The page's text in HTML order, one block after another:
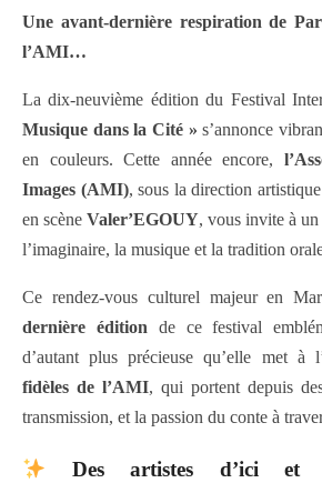
Une avant-dernière respiration de
l’AMI…
La dix-neuvième édition du Festival
Musique dans la Cité » s’annonce
en couleurs. Cette année encore,
Images (AMI), sous la direction
en scène Valer’EGOUY, vous invite à
l’imaginaire, la musique et la tradition
Ce rendez-vous culturel majeur en
dernière édition de ce festival
d’autant plus précieuse qu’elle met à
fidèles de l’AMI, qui portent depuis
transmission, et la passion du conte à
Des artistes d’ici et